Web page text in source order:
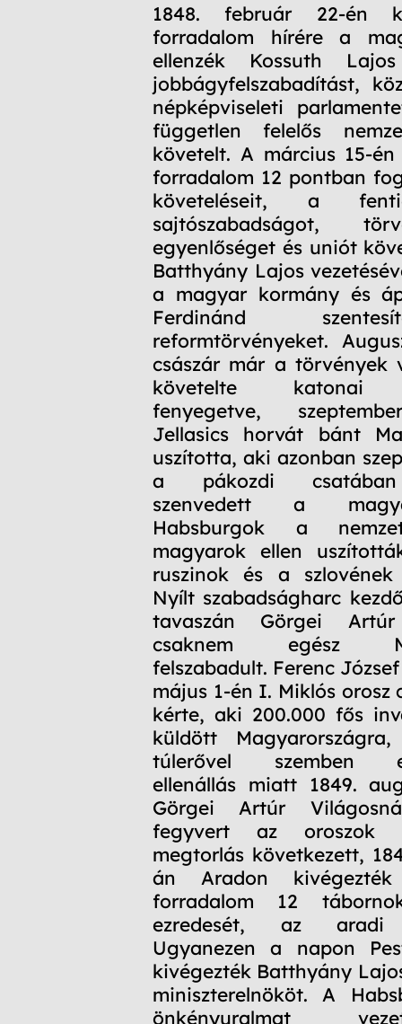
1848. február 22-én
forradalom hírére a
ellenzék Kossuth Lajos
jobbágyfelszabadítást,
népképviseleti
független felelős
követelt. A március 15-
forradalom 12 pontban
követeléseit, a
sajtószabadságot,
egyenlőséget és uniót
Batthyány Lajos
a magyar kormány és
Ferdinánd
reformtörvényeket.
császár már a törvények
követelte katonai
fenyegetve,
Jellasics horvát bánt
uszította, aki azonban
a pákozdi csatában
szenvedett a
Habsburgok a
magyarok ellen
ruszinok és a
Nyílt szabadságharc
tavaszán Görgei Artúr
csaknem egész
felszabadult. Ferenc
május 1-én I. Miklós orosz
kérte, aki 200.000 fős
küldött
túlerővel szemben
ellenállás miatt 1849.
Görgei Artúr
fegyvert az oroszok
megtorlás következett,
án Aradon
forradalom 12
ezredesét, az aradi
Ugyanezen a napon
kivégezték Batthyány
miniszterelnököt. A
önkényuralmat